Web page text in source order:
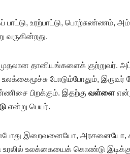
பாட்டு, உரற்பாட்டு, பொற்சுண்ணம்,
வருகின்றது.
தானியங்களைக் குற்றுவர்.
உலக்கைமூச்சு போடும்போதும்,
பிறக்கும். இதற்கு வள்ளை
என்று பெயர்.
இறைவனையோ,
உரலில் உலக்கையைக் கொண்டு